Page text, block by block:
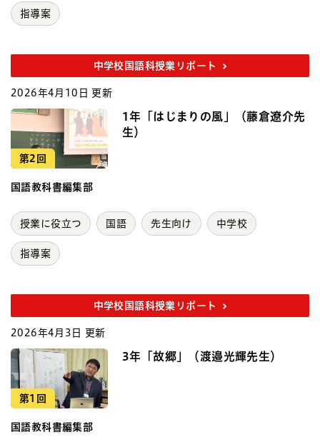
指導案
中学校国語科授業リポート
2026年4月10日 更新
第2回
1年「はじまりの風」（藤倉遼介先
生）
国語教科書編集部
授業に役立つ 国語 先生向け 中学校
指導案
中学校国語科授業リポート
2026年4月3日 更新
第1回
3年「故郷」（渡邉光輝先生）
国語教科書編集部